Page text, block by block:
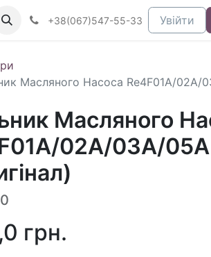
+38(067)547-55-33 Увійти
Масляного Насоса Re4F01A/02A/
Масляного
02A/03A/05A
грн.